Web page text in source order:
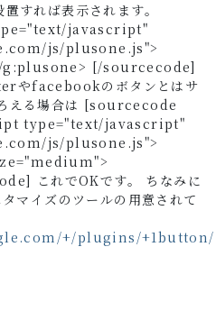
すれば表示されます。
javascript"
js/plusone.js">
[/sourcecode]
やfacebookのボタンとはサ
える場合は [sourcecode
type="text/javascript"
js/plusone.js">
これでOKです。 ちなみに
マイズのツールの用意されて
+/plugins/+1button/